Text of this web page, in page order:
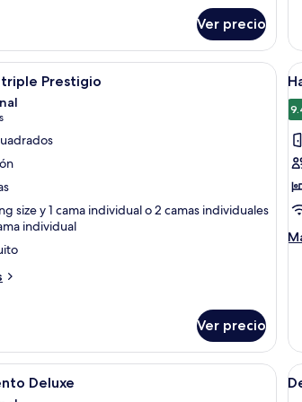
Ver precio
con cortinas y vistas al exterior.Una habitación de hotel con cama,
Prestigio
size y 1 cama individual o 2 camas individuales
individual
Ver precio
2
verde. Una cama bien hecha con un
Deluxe